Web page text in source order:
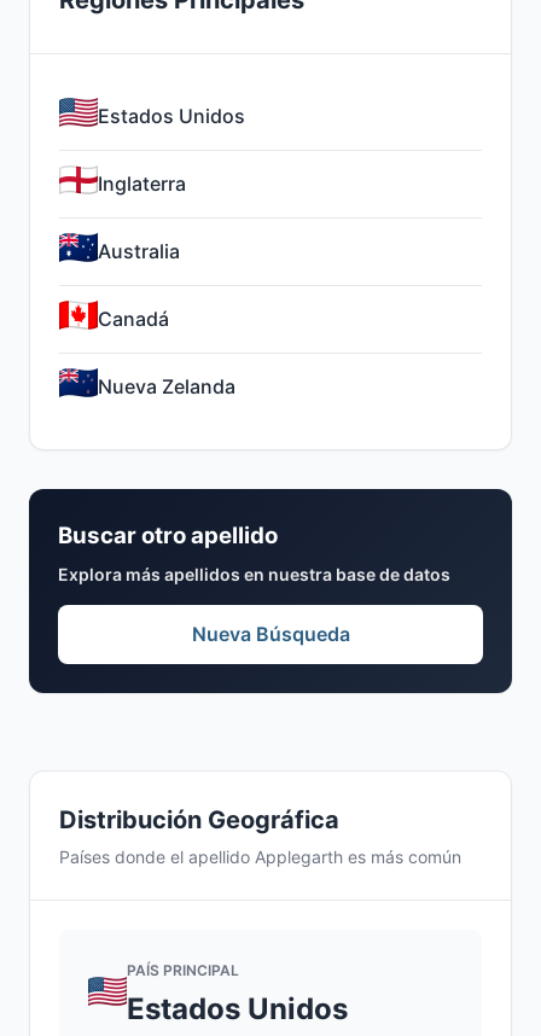
Distribución Geográfica
Países donde el apellido Applegarth es más común
PAÍS PRINCIPAL
Estados Unidos
Estados Unidos
Inglaterra
Australia
Canadá
Nueva Zelanda
Buscar otro apellido
Explora más apellidos en nuestra base de datos
Nueva Búsqueda